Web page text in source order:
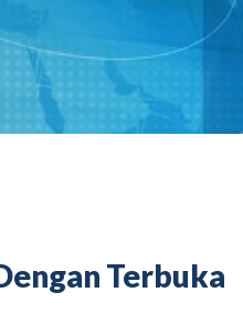
UMKM DPN Apindo
APINDO UMKM
Kegiatan
DPN/DPP/DPK
Terbuka